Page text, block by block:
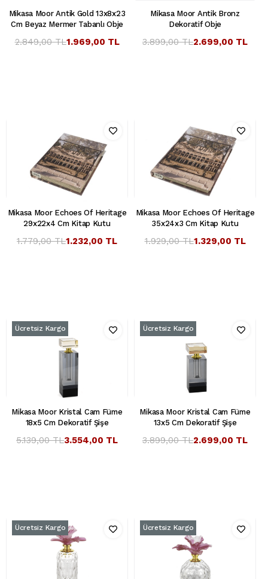
Mikasa Moor Antik Gold 13x8x23
Cm Beyaz Mermer Tabanlı Obje
1.969,00 TL
2.849,00 TL
Mikasa Moor Antik Bronz
Dekoratif Obje
2.699,00 TL
3.899,00 TL
Mikasa Moor Echoes Of Heritage
29x22x4 Cm Kitap Kutu
1.232,00 TL
1.779,00 TL
Mikasa Moor Echoes Of Heritage
35x24x3 Cm Kitap Kutu
1.329,00 TL
1.929,00 TL
Mikasa Moor Kristal Cam Füme
18x5 Cm Dekoratif Şişe
3.554,00 TL
5.139,00 TL
Ücretsiz Kargo
Mikasa Moor Kristal Cam Füme
13x5 Cm Dekoratif Şişe
2.699,00 TL
3.899,00 TL
Ücretsiz Kargo
Ücretsiz Kargo Ücretsiz Kargo